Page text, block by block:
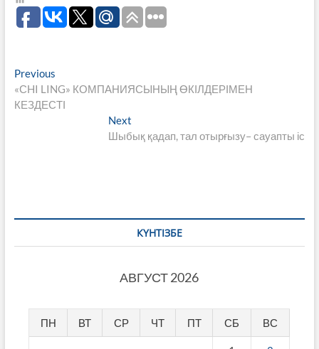
Навигация
по
PreviousPrevious
post:
«СHI LING» КОМПАНИЯСЫНЫҢ ӨКІЛДЕРІМЕН
КЕЗДЕСТІ
Next
post:
Шыбық қадап, тал отырғызу– сауапты іс
КҮНТІЗБЕ
АВГУСТ 2026
ПН ВТ СР ЧТ ПТ СБ ВС